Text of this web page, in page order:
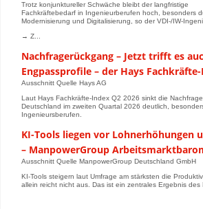
Trotz konjunktureller Schwäche bleibt der langfristige
Fachkräftebedarf in Ingenieurberufen hoch, besonders
Modernisierung und Digitalisierung, so der VDI-/IW-
→ Z...
Nachfragerückgang – Jetzt trifft es
Engpassprofile – der Hays
Ausschnitt Quelle Hays AG
Laut Hays Fachkräfte-Index Q2 2026 sinkt die
Deutschland im zweiten Quartal 2026 deutlich,
Ingenieursberufen.
KI-Tools liegen vor Lohnerhöhungen
– ManpowerGroup
Ausschnitt Quelle ManpowerGroup Deutschland GmbH
KI-Tools steigern laut Umfrage am stärksten die
allein reicht nicht aus. Das ist ein zentrales Ergebnis des